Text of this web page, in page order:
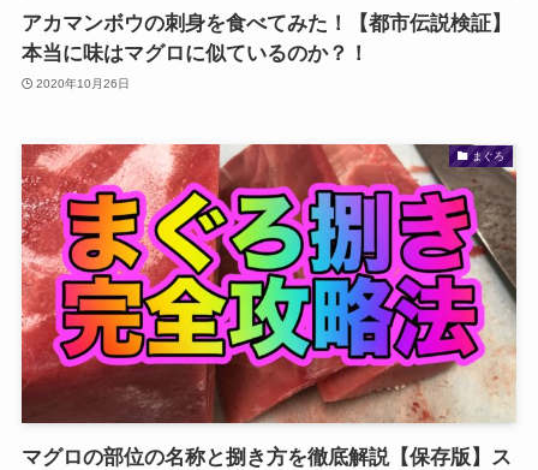
アカマンボウの刺身を食べてみた！【都市伝説検証】
本当に味はマグロに似ているのか？！
2020年10月26日
まぐろ
マグロの部位の名称と捌き方を徹底解説【保存版】ス